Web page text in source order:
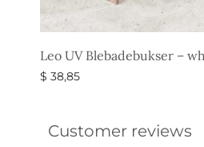
Leo UV Blebadebukser –
$ 38,85
Customer reviews